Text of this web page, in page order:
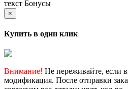
текст Бонусы
×
Купить в один клик
Внимание! Не переживайте, если
модификация. После отправки